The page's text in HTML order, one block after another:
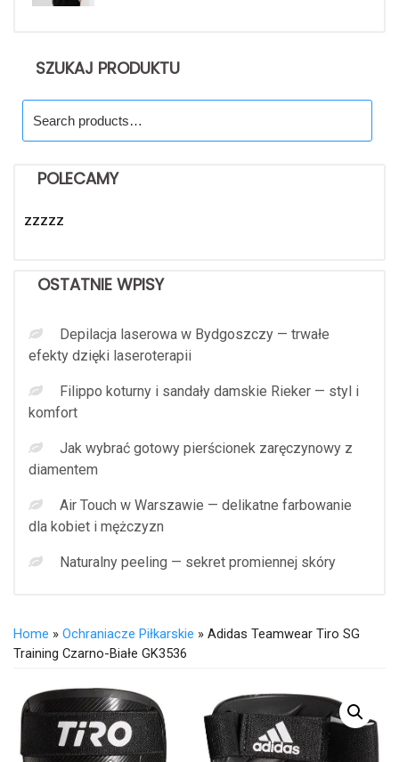
SZUKAJ PRODUKTU
for:
POLECAMY
zzzzz
OSTATNIE WPISY
Depilacja laserowa w Bydgoszczy — trwałe
efekty dzięki laseroterapii
Filippo koturny i sandały damskie Rieker — styl i
komfort
Jak wybrać gotowy pierścionek zaręczynowy z
diamentem
Air Touch w Warszawie — delikatne farbowanie
dla kobiet i mężczyzn
Naturalny peeling — sekret promiennej skóry
Home » Ochraniacze Piłkarskie » Adidas Teamwear Tiro SG
Training Czarno-Białe GK3536